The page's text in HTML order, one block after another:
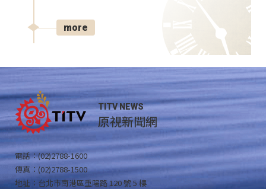
more
TITV NEWS
原視新聞網
電話：(02)2788-1600
傳真：(02)2788-1500
地址：台北市南港區重陽路 120 號 5 樓